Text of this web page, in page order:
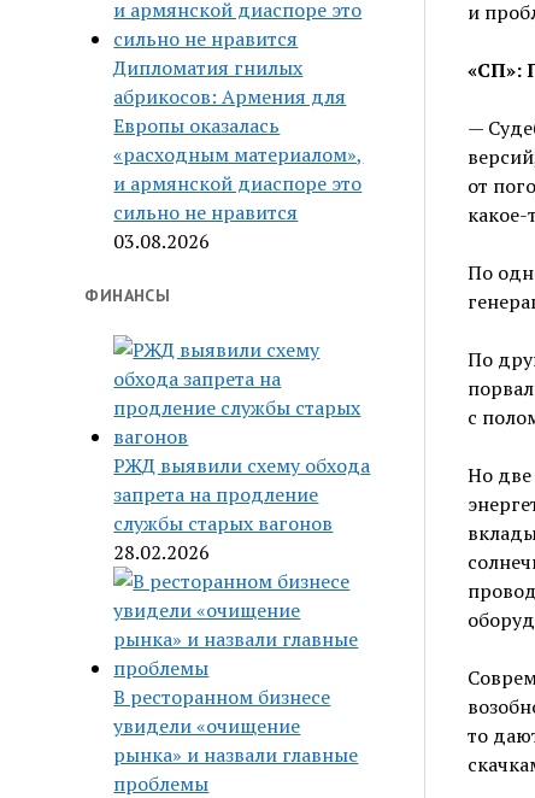
Дипломатия гнилых
абрикосов: Армения для
Европы оказалась
«расходным материалом»,
и армянской диаспоре это
сильно не нравится
03.08.2026
ФИНАНСЫ
РЖД выявили схему обхода
запрета на продление
службы старых вагонов
28.02.2026
В ресторанном бизнесе
увидели «очищение
рынка» и назвали главные
проблемы
и
«СП»:
—
от
какое-
По
По
с
Но две
то